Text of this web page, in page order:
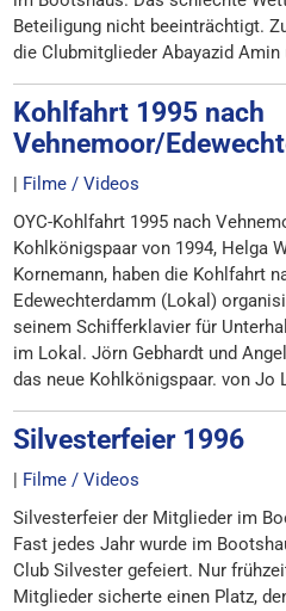
Beteiligung nicht beeinträchtigt.
die Clubmitglieder Abayazid
Kohlfahrt 1995 nach
Vehnemoor/
| Filme / Videos
OYC-Kohlfahrt 1995 nach
Kohlkönigspaar von 1994, Helga
Kornemann, haben die Kohlfahrt
Edewechterdamm (Lokal)
seinem Schifferklavier für
im Lokal. Jörn Gebhardt und
das neue Kohlkönigspaar. von Jo
Silvesterfeier 1996
| Filme / Videos
Silvesterfeier der Mitglieder im
Fast jedes Jahr wurde im
Club Silvester gefeiert. Nur
Mitglieder sicherte einen Platz,